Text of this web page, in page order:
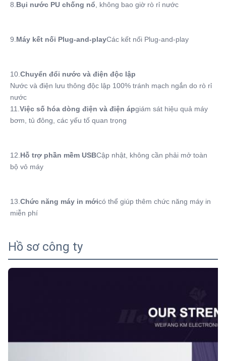
8.Bụi nước PU chống nổ, không bao giờ rò rỉ nước
9.Máy kết nối Plug-and-playCác kết nối Plug-and-play
10.Chuyển đổi nước và điện độc lập
Nước và điện lưu thông độc lập 100% tránh mạch ngắn do rò rỉ
nước
11.Việc số hóa dòng điện và điện ápgiám sát hiệu quả máy
bơm, tủ đông, các yếu tố quan trọng
12.Hỗ trợ phần mềm USBCập nhật, không cần phải mở toàn
bộ vỏ máy
13.Chức năng máy in mớicó thể giúp thêm chức năng máy in
miễn phí
Hồ sơ công ty